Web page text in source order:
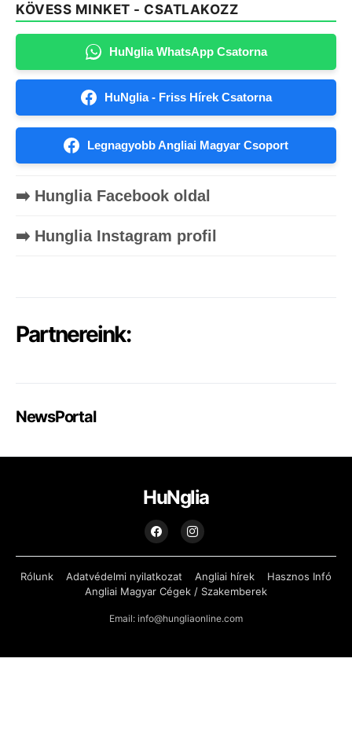
KÖVESS MINKET - CSATLAKOZZ
HuNglia WhatsApp Csatorna
HuNglia - Friss Hírek Csatorna
Legnagyobb Angliai Magyar Csoport
➡️ Hunglia Facebook oldal
➡️ Hunglia Instagram profil
Partnereink:
NewsPortal
HuNglia
Rólunk Adatvédelmi nyilatkozat Angliai hírek
Hasznos Infó
Angliai Magyar Cégek / Szakemberek
Email: info@hungliaonline.com